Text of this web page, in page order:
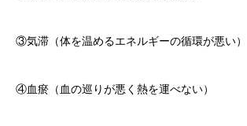
③気滞（体を温めるエネルギーの循環が悪い）
④血瘀（血の巡りが悪く熱を運べない）